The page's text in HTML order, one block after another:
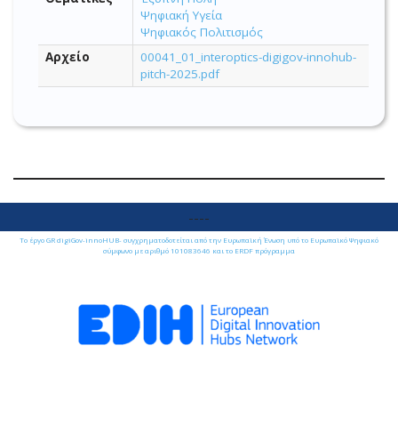
Ψηφιακή Υγεία
Ψηφιακός Πολιτισμός
Αρχείο
00041_01_interoptics-digigov-innohub-
pitch-2025.pdf
----
Το έργο GR digiGov-innoHUB- συγχρηματοδοτείται από την Ευρωπαϊκή Ένωση υπό το Ευρωπαϊκό Ψηφιακό
σύμφωνο με αριθμό 101083646 και το ERDF πρόγραμμα